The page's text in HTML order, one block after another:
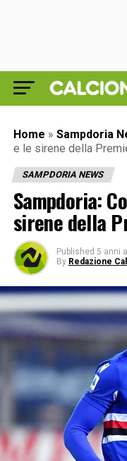
Home » Sampdoria
e le sirene della
SAMPDORIA NEWS
Sampdoria:
sirene della
Published 5 anni
By Redazione